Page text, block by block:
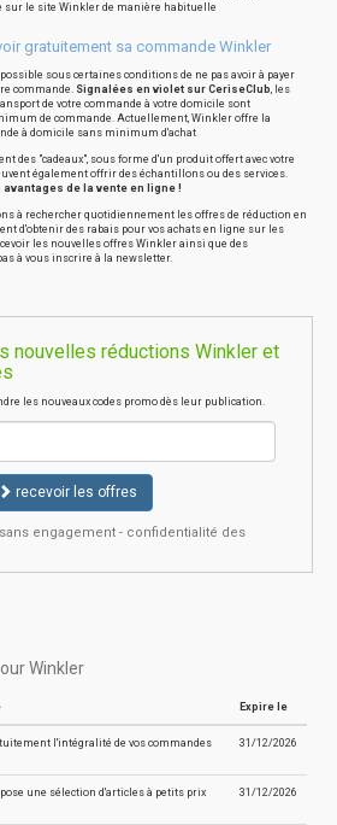
sur le site Winkler de manière habituelle
gratuitement sa commande Winkler
sous certaines conditions de ne pas avoir à payer
commande. Signalées en violet sur CeriseClub, les
de votre commande à votre domicile sont
de commande. Actuellement, Winkler offre la
à domicile sans minimum d'achat
des "cadeaux", sous forme d'un produit offert avec votre
également offrir des échantillons ou des services.
de la vente en ligne !
à rechercher quotidiennement les offres de réduction en
d'obtenir des rabais pour vos achats en ligne sur les
les nouvelles offres Winkler ainsi que des
à vous inscrire à la newsletter.
nouvelles réductions Winkler et
les nouveaux codes promo dès leur publication.
recevoir les offres
engagement - confidentialité des
Winkler
Expire le
l'intégralité de vos commandes
31/12/2026
une sélection d'articles à petits prix
31/12/2026